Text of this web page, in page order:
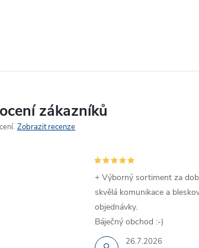
zákazníků
Zobrazit recenze
26.7.2026
+ Výborný sortiment za
skvělá komunikace a
objednávky.
Báječný obchod :-)